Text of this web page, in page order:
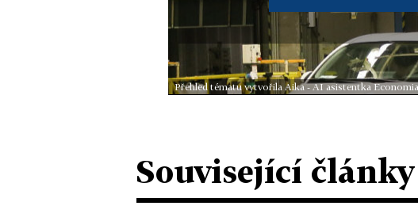
Přehled tématu vytvořila Aika - AI asistentka
Související články